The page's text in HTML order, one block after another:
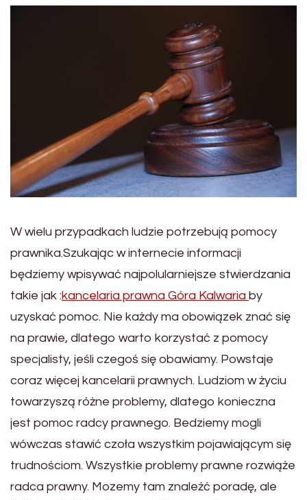
W wielu przypadkach ludzie potrzebują pomocy
prawnika.Szukając w internecie informacji
będziemy wpisywać najpolularniejsze stwierdzania
takie jak :kancelaria prawna Góra Kalwaria by
uzyskać pomoc. Nie każdy ma obowiązek znać się
na prawie, dlatego warto korzystać z pomocy
specjalisty, jeśli czegoś się obawiamy. Powstaje
coraz więcej kancelarii prawnych. Ludziom w życiu
towarzyszą różne problemy, dlatego konieczna
jest pomoc radcy prawnego. Bedziemy mogli
wówczas stawić czoła wszystkim pojawiającym się
trudnościom. Wszystkie problemy prawne rozwiąże
radca prawny. Mozemy tam znaleźć poradę, ale